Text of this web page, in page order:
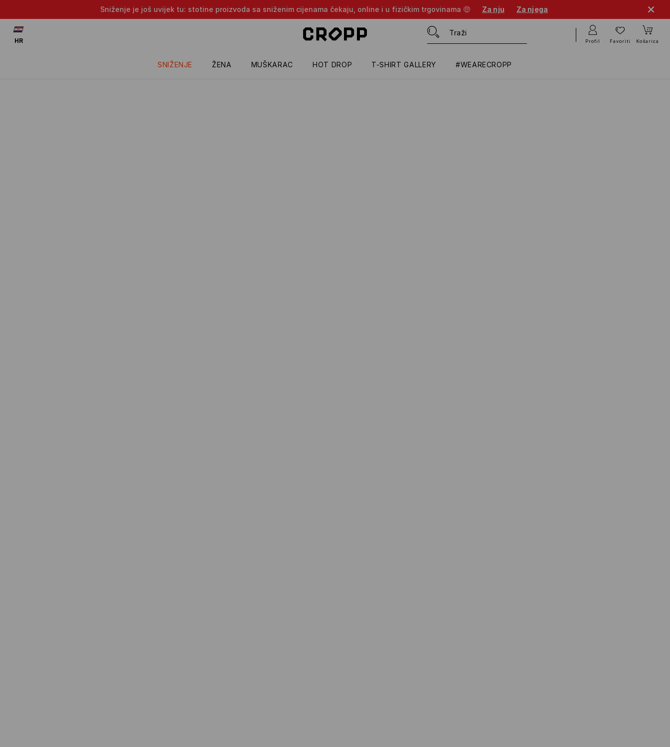
Sniženje je još uvijek tu: stotine proizvoda sa sniženim cijenama čekaju, online i u fizičkim trgovinama 🤑 Za nju Za njega
SNIŽENJE ŽENA MUŠKARAC HOT DROP T-SHIRT GALLERY #WEARECROPP
HR Profil Favoriti Košarica